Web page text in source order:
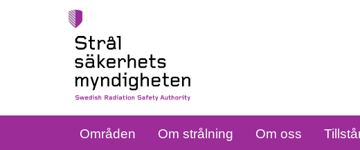
Områden Om strålning Om oss